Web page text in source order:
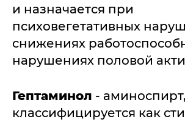
и назначается при
психовегетативных
снижениях
нарушениях половой
Гептаминол - аминоспирт,
классифицируется как